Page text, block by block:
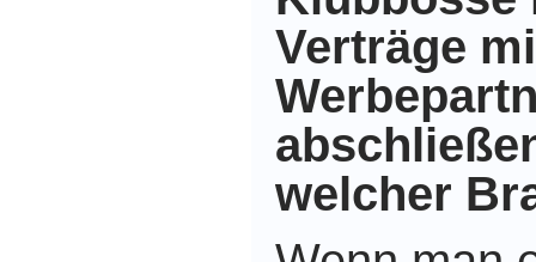
Verträge
welcher